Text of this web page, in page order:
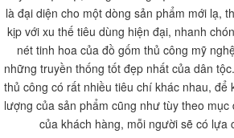
là đại diện cho một dòng sản phẩm mới lạ,
kịp với xu thế tiêu dùng hiện đại, nhanh
nét tinh hoa của đồ gốm thủ công mỹ
những truyền thống tốt đẹp nhất của dân
thủ công có rất nhiều tiêu chí khác nhau, để
lượng của sản phẩm cũng như tùy theo
của khách hàng, mỗi người sẽ có